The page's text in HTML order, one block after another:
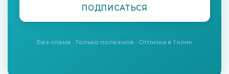
Без спама · Только полезное · Отписка в 1 клик